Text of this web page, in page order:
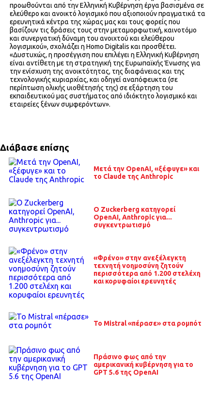
προωθούνται από την Ελληνική Κυβέρνηση έργα βασισμένα σε
ελεύθερο και ανοικτό λογισμικό που αξιοποιούν πραγματικά τα
ερευνητικά κέντρα της χώρας μας και τους φορείς που
βασίζουν τις δράσεις τους στην μεταμορφωτική, καινοτόμο
και συνεργατική δύναμη του ανοιχτού και ελεύθερου
λογισμικού», σχολιάζει η Homo Digitalis και προσθέτει.
«Δυστυχώς, η προσέγγιση που επιλέγει η Ελληνική Κυβέρνηση
είναι αντίθετη με τη στρατηγική της Ευρωπαϊκής Ένωσης για
την ενίσχυση της ανοικτότητας, της διαφάνειας και της
τεχνολογικής κυριαρχίας, και οδηγεί αναπόφευκτα (σε
περίπτωση ολικής υιοθέτησής της) σε εξάρτηση του
εκπαιδευτικού μας συστήματος από ιδιόκτητο λογισμικό και
εταιρείες ξένων συμφερόντων».
Διάβασε επίσης
Μετά την OpenAI, «ξέφυγε» και
το Claude της Anthropic
O Zuckerberg κατηγορεί
OpenAI, Anthropic για...
συγκεντρωτισμό
«Φρένο» στην ανεξέλεγκτη
τεχνητή νοημοσύνη ζητούν
περισσότερα από 1.200 στελέχη
και κορυφαίοι ερευνητές
Το Mistral «πέρασε» στα ρομπότ
Πράσινο φως από την
αμερικανική κυβέρνηση για το
GPT 5.6 της OpenAI